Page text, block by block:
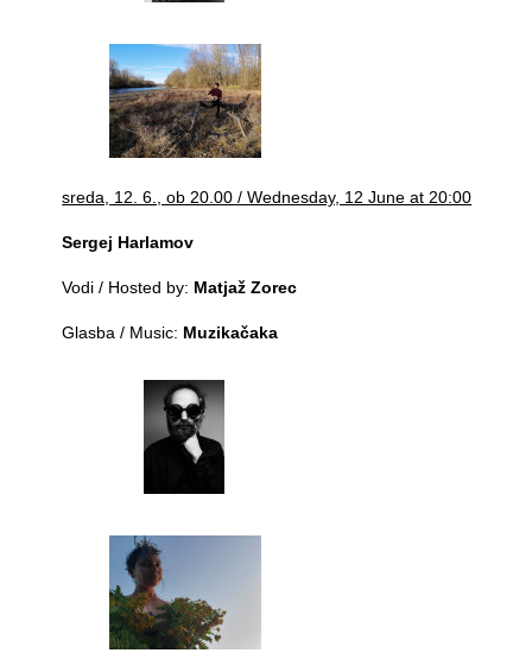
sreda, 12. 6., ob 20.00 / Wednesday, 12 June at 20:00
Sergej Harlamov
Vodi / Hosted by: Matjaž Zorec
Glasba / Music: Muzikačaka